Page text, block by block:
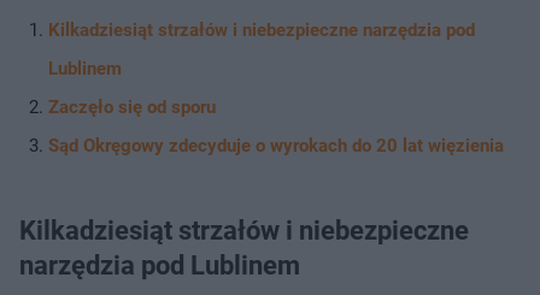
Kilkadziesiąt strzałów i niebezpieczne narzędzia pod
Lublinem
Zaczęło się od sporu
Sąd Okręgowy zdecyduje o wyrokach do 20 lat więzienia
Kilkadziesiąt strzałów i niebezpieczne
narzędzia pod Lublinem